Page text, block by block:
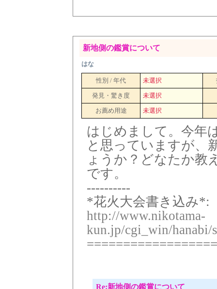
新地側の鑑賞について
はな
性別 / 年代 未選択
発見・驚き度 未選択
お薦め用途 未選択
はじめまして。今年
と思っていますが、
ょうか？どなたか教
です。
----------
*花火大会書き込み*:
http://www.nikotama-
kun.jp/cgi_win/hanabi/
Re:新地側の鑑賞について